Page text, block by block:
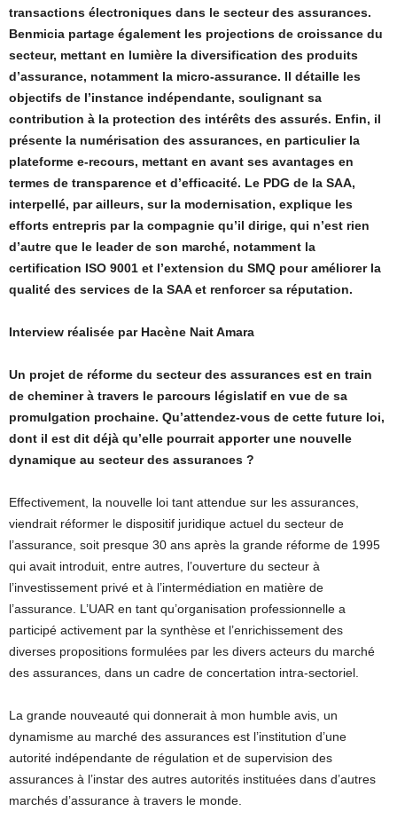
transactions électroniques dans le secteur des assurances.
Benmicia partage également les projections de croissance du
secteur, mettant en lumière la diversification des produits
d’assurance, notamment la micro-assurance. Il détaille les
objectifs de l’instance indépendante, soulignant sa
contribution à la protection des intérêts des assurés. Enfin, il
présente la numérisation des assurances, en particulier la
plateforme e-recours, mettant en avant ses avantages en
termes de transparence et d’efficacité. Le PDG de la SAA,
interpellé, par ailleurs, sur la modernisation, explique les
efforts entrepris par la compagnie qu’il dirige, qui n’est rien
d’autre que le leader de son marché, notamment la
certification ISO 9001 et l’extension du SMQ pour améliorer la
qualité des services de la SAA et renforcer sa réputation.
Interview réalisée par Hacène Nait Amara
Un projet de réforme du secteur des assurances est en train
de cheminer à travers le parcours législatif en vue de sa
promulgation prochaine. Qu’attendez-vous de cette future loi,
dont il est dit déjà qu’elle pourrait apporter une nouvelle
dynamique au secteur des assurances ?
Effectivement, la nouvelle loi tant attendue sur les assurances,
viendrait réformer le dispositif juridique actuel du secteur de
l’assurance, soit presque 30 ans après la grande réforme de 1995
qui avait introduit, entre autres, l’ouverture du secteur à
l’investissement privé et à l’intermédiation en matière de
l’assurance. L’UAR en tant qu’organisation professionnelle a
participé activement par la synthèse et l’enrichissement des
diverses propositions formulées par les divers acteurs du marché
des assurances, dans un cadre de concertation intra-sectoriel.
La grande nouveauté qui donnerait à mon humble avis, un
dynamisme au marché des assurances est l’institution d’une
autorité indépendante de régulation et de supervision des
assurances à l’instar des autres autorités instituées dans d’autres
marchés d’assurance à travers le monde.